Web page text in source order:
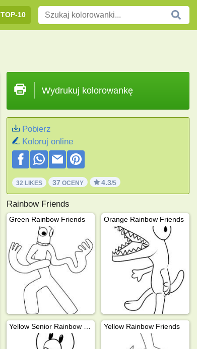
TOP-10
Wydrukuj kolorowankę
Pobierz
Koloruj online
32 LIKES 37 OCENY 4.3/5
Rainbow Friends
Green Rainbow Friends Orange Rainbow Friends
Yellow Rainbow Friends